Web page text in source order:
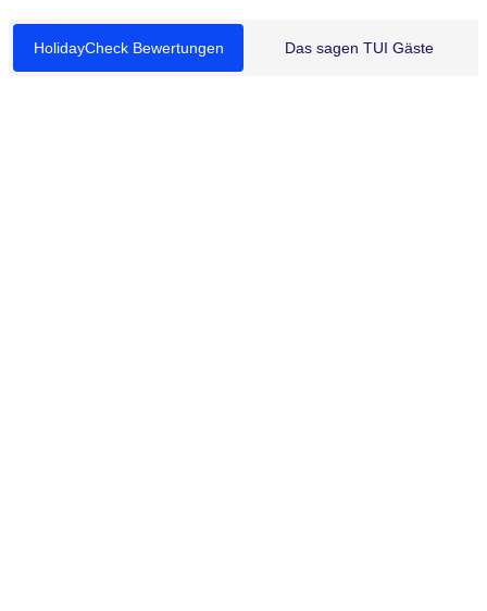
HolidayCheck Bewertungen Das sagen TUI Gäste